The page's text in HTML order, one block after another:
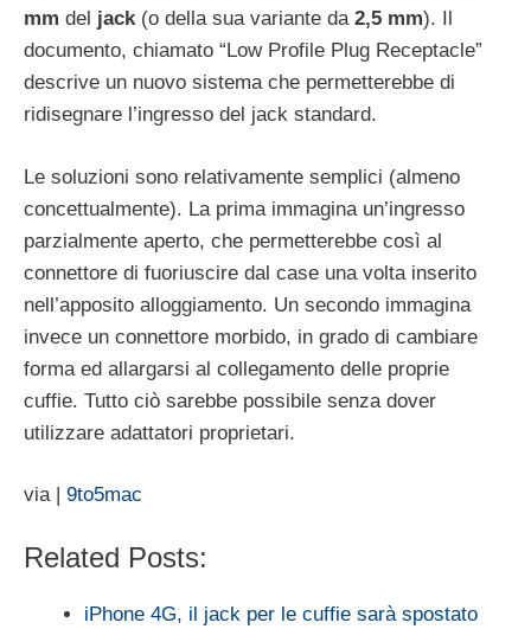
mm del jack(o della sua variante da 2,5 mm). Il
documento, chiamato “Low Profile Plug Receptacle”
descrive un nuovo sistema che permetterebbe di
ridisegnare l’ingresso del jack standard.
Le soluzioni sono relativamente semplici (almeno
concettualmente). La prima immagina un’ingresso
parzialmente aperto, che permetterebbe così al
connettore di fuoriuscire dal case una volta inserito
nell’apposito alloggiamento. Un secondo immagina
invece un connettore morbido, in grado di cambiare
forma ed allargarsi al collegamento delle proprie
cuffie. Tutto ciò sarebbe possibile senza dover
utilizzare adattatori proprietari.
via | 9to5mac
Related Posts:
iPhone 4G, il jack per le cuffie sarà spostato